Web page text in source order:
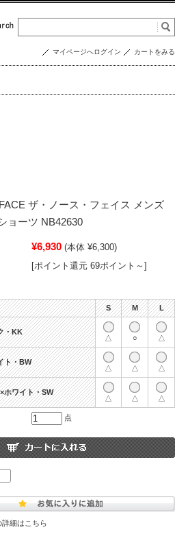
マイページへログイン カートをみる
ザ・ノース・フェイス メンズ
ョーツ NB42630
¥6,930 (本体 ¥6,300)
[ポイント還元 69ポイント～]
S M L
・KK
△ ○ △
ト・BW
△ △ △
ホワイト・SW
△ △ △
点
細はこちら